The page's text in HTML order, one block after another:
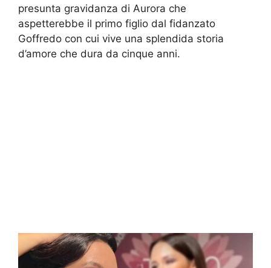
presunta gravidanza di Aurora che
aspetterebbe il primo figlio dal fidanzato
Goffredo con cui vive una splendida storia
d’amore che dura da cinque anni.